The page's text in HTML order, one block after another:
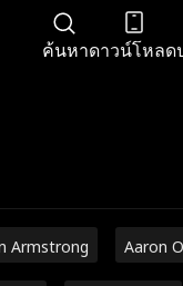
ค้นหาดาวน์โหลด
Armstrong Aaron